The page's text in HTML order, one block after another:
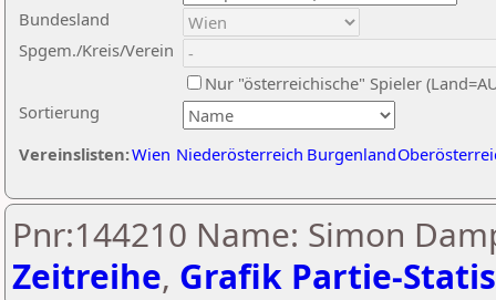
Sortierung
Bundesland
Spgem./Kreis/Verein
Nur "österreichische" Spieler
Vereinslisten:Wien Niederösterreich Burgenland
Pnr:144210 Name: Simon
Zeitreihe, Grafik Partie-